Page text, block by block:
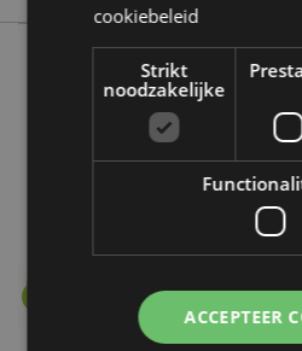
Meer van
cookiebeleid
Strikt
noodzakelijke
ACCEPTEER